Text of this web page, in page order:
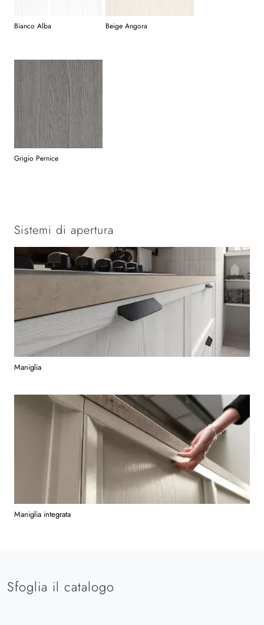
Bianco Alba Beige Angora
Grigio Pernice
Sistemi di apertura
Maniglia
Maniglia integrata
Sfoglia il catalogo